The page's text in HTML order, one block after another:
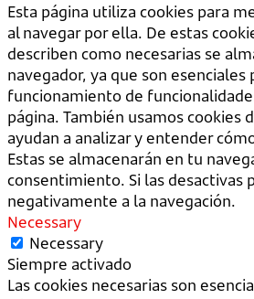
Esta página utiliza cookies para
al navegar por ella. De estas
describen como necesarias se
navegador, ya que son esenciales
funcionamiento de
página. También usamos cookies
ayudan a analizar y entender
Estas se almacenarán en tu
consentimiento. Si las desactivas
negativamente a la navegación.
Necessary
Necessary
Siempre activado
Las cookies necesarias son